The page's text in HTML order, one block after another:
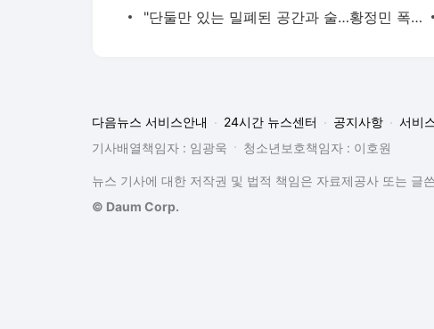
"단둘만 있는 밀폐된 공간과 술…황정민 폭로녀는 두가지에 집착했다"
다음뉴스 서비스안내 24시간 뉴스센터 공지사항
서비
기사배열책임자 : 임광욱
청소년보호책임자 : 이호원
뉴스 기사에 대한 저작권 및 법적 책임은 자료제공사 또는 글
© Daum Corp.